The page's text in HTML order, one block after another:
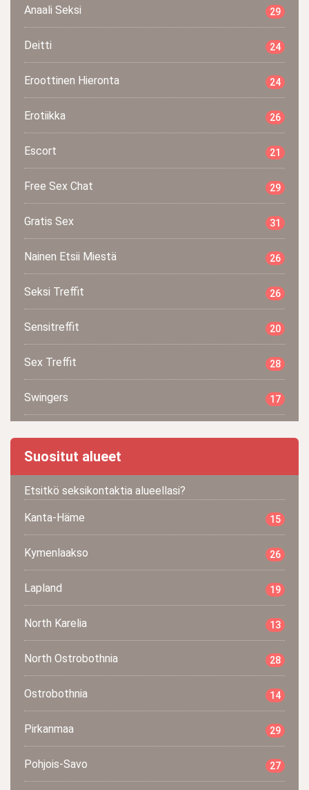
Anaali Seksi 29
Deitti 24
Eroottinen Hieronta 24
Erotiikka 26
Escort 21
Free Sex Chat 29
Gratis Sex 31
Nainen Etsii Miestä 26
Seksi Treffit 26
Sensitreffit 20
Sex Treffit 28
Swingers 17
Suositut alueet
Etsitkö seksikontaktia alueellasi?
Kanta-Häme 15
Kymenlaakso 26
Lapland 19
North Karelia 13
North Ostrobothnia 28
Ostrobothnia 14
Pirkanmaa 29
Pohjois-Savo 27